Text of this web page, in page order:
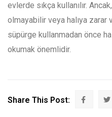
evlerde sıkça kullanılır.
olmayabilir veya halıya zarar
süpürge kullanmadan önce
okumak önemlidir.
Share This Post: